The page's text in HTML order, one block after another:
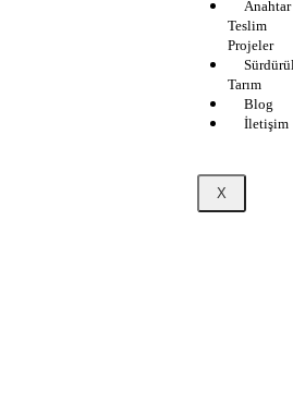
Anahtar
Teslim
Projeler
Tarım
Blog
İletişim
X